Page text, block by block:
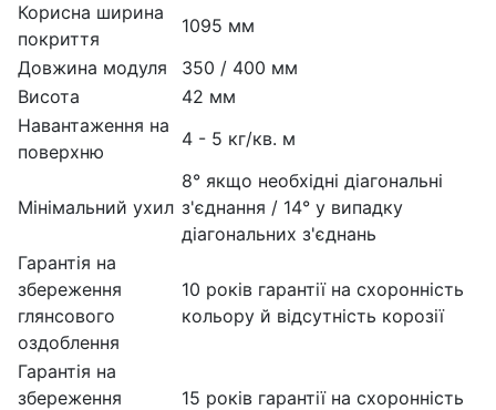
Корисна ширина
покриття
1095 мм
Довжина модуля
350 / 400 мм
Висота
42 мм
Навантаження на
поверхню
4 - 5 кг/кв. м
Мінімальний ухил
8° якщо необхідні діагональні
з'єднання / 14° у випадку
діагональних з'єднань
Гарантія на
збереження
глянсового
оздоблення
10 років гарантії на схоронність
кольору й відсутність корозії
Гарантія на
збереження
15 років гарантії на схоронність